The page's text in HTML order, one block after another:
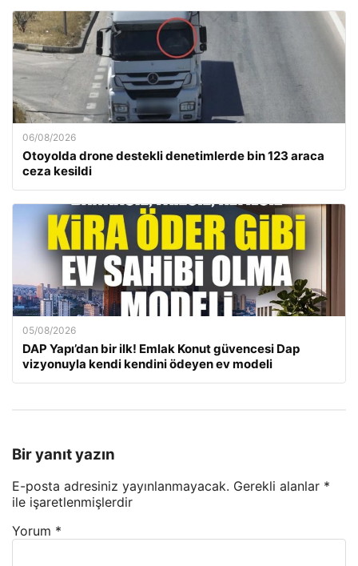
06/08/2026
Otoyolda drone destekli denetimlerde bin 123 araca
ceza kesildi
05/08/2026
DAP Yapı’dan bir ilk! Emlak Konut güvencesi Dap
vizyonuyla kendi kendini ödeyen ev modeli
Bir yanıt yazın
E-posta adresiniz yayınlanmayacak. Gerekli alanlar *
ile işaretlenmişlerdir
Yorum *